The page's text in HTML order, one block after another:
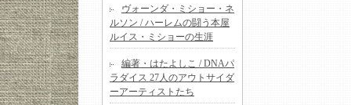
ヴォーンダ・ミショー・ネ
ルソン / ハーレムの闘う本屋
ルイス・ミショーの生涯
編著・はたよしこ / DNAパ
ラダイス 27人のアウトサイダ
ーアーティストたち